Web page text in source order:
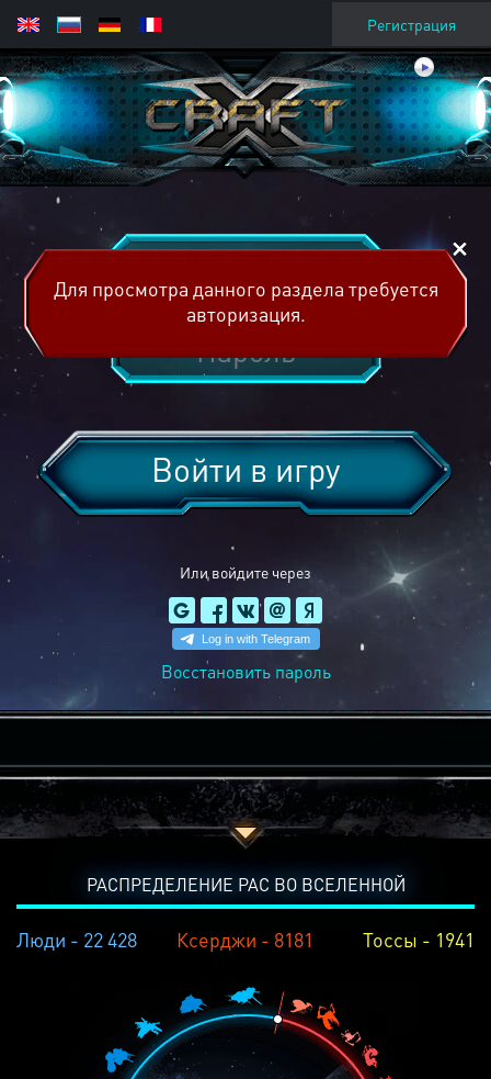
Регистрация
Или войдите через
Войти в игру
Восстановить пароль
Для просмотра данного раздела требуется
авторизация.
РАСПРЕДЕЛЕНИЕ РАС ВО ВСЕЛЕННОЙ
Люди - 22 428 Ксерджи - 8181 Тоссы - 1941